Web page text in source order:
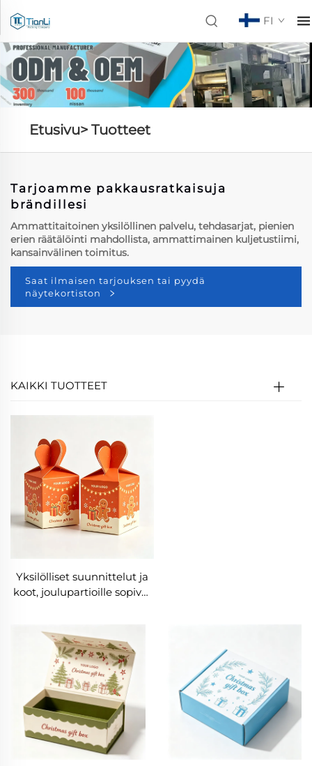
FI
Etusivu> Tuotteet
Tarjoamme pakkausratkaisuja
brändillesi
Ammattitaitoinen yksilöllinen palvelu, tehdasarjat, pienien
erien räätälöinti mahdollista, ammattimainen kuljetustiimi,
kansainvälinen toimitus.
Saat ilmaisen tarjouksen tai pyydä
näytekortiston
KAIKKI TUOTTEET
Yksilölliset suunnittelut ja
koot, joulupartioille sopivat
makeisten, keksien ja
herkkujen paperilaatikot
käsikahvalla,
ruokaturvallinen materiaali